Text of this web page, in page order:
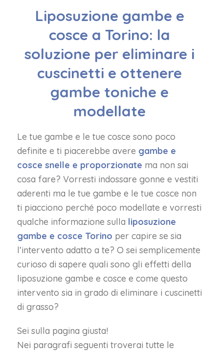
Liposuzione gambe e
cosce a Torino: la
soluzione per eliminare i
cuscinetti e ottenere
gambe toniche e
modellate
Le tue gambe e le tue cosce sono poco
definite e ti piacerebbe avere gambe e
cosce snelle e proporzionate ma non sai
cosa fare? Vorresti indossare gonne e vestiti
aderenti ma le tue gambe e le tue cosce non
ti piacciono perché poco modellate e vorresti
qualche informazione sulla liposuzione
gambe e cosce Torino per capire se sia
l’intervento adatto a te? O sei semplicemente
curioso di sapere quali sono gli effetti della
liposuzione gambe e cosce e come questo
intervento sia in grado di eliminare i cuscinetti
di grasso?
Sei sulla pagina giusta!
Nei paragrafi seguenti troverai tutte le